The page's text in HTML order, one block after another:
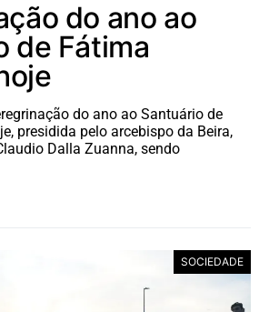
do ano ao
de Fátima
do ano ao Santuário de
presidida pelo arcebispo da Beira,
Dalla Zuanna, sendo
SOCIEDADE